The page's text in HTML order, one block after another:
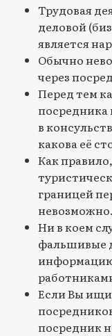
Трудовая
деловой
является
Обычно
через
Перед тем
посредника
в
какова её
Как
границей
невозможно.
Ни в коем
фальшивые
Если Вы
посредник